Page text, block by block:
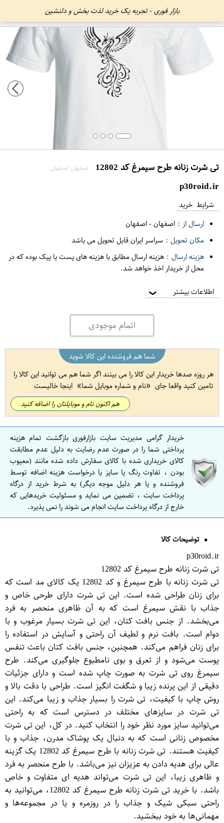
بازار فوری - تجربه یک خرید لذت بخش و دلنشین
تی شرت زنانه طرح سیمرغ کد 12802 اصفهان اصفهان
p30roid.ir
شرایط خرید
ارسال از : اصفهان-اصفهان
مکان تحویل : سراسر ایران قابل تحویل می باشد
هزینه ارسال : هزینه ارسال مطابق با هزینه های پست یا پیک بوده که در
محل از خریدار اخذ خواهد شد.
اطلاعات بیشتر ❯
اتمام موجودی
شما هم فروشنده این کالا شوید
هر روزه صدها خریدار این کالا را می بینند اگر شما هم می توانید این کالا را
تامین کنید واقعا جای
نام و شماره موبایل شما اینجا خالیست
هم اکنون نام و موبایلتان را اضافه کنید
خریدار گرامی مدیریت سایت بازارفوری بازگشت تمام هزینه
پرداختی شما را در صورت عدم رضایت به دلیل عدم مطابقت
کالای خریداری شده با کالای سفارش داده شده مانند (معیوب
بودن ، تفاوت رنگ یا سایز یا درخواست هزینه اضافه توسط
فروشنده و یا هر دلیل موجه دیگر) به شرط خرید از درگاه
پرداخت سایت ، تضمین می نماید و مسئولیت خریدهایی که
خارج از درگاه پرداخت سایت انجام می شوند را نمی پذیرد.
توضیحات کالا
p30roid.ir
تی شرت زنانه طرح سیمرغ کد 12802
تی شرت زنانه با طرح سیمرغ و کد 12802 یک کالای مد است که
برای زنان طراحی شده است. این تی شرت دارای طرحی خاص و
جذاب با نقش سیمرغ است که به آن ظاهری منحصر به فرد
می‌بخشد. از جنس بافت کتان، این تی شرت بسیار مرغوب و با
دوام است. بافت نرم و لطیف آن راحتی و آسایش در استفاده را
برای زنان فراهم می‌کند. همچنین، جنس بافت کتان باعث تنفس
پوست می‌شود و از تعرق و بوی نامطبوع جلوگیری می‌کند. طرح
سیمرغ روی تی شرت به صورت چاپ شده است و دارای جزئیات
دقیقی از این پرنده زیبا و شگفت انگیز است. طراحی با دقت بالا و
روش چاپ با کیفیت، تی شرت را بسیار جذاب و زیبا می‌کند. این
تی شرت در سایزهای مختلف در دسترس است که به راحتی
می‌توانید سایز مورد نظر خود را انتخاب کنید. در کل، این تی شرت
مخصوص زنانی است که به دنبال یک پوشاک مدرن، جذاب و با
کیفیت هستند. تی شرت زنانه با طرح سیمرغ کد 12802 یک گزینه
عالی برای هدیه دادن به عزیزان نیز می‌باشد. با طرح منحصر به فرد
و ظاهری زیبا، این تی شرت می‌تواند هدیه ای متفاوت و خاص
باشد. با خرید تی شرت زنانه طرح سیمرغ کد 12802، می‌توانید به
راحتی سبکی شیک و جذاب را در روزمره و یا در مجموعه‌ها و
مهمانی‌ها به خود ببخشید.